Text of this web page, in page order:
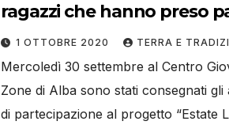
ragazzi che hanno preso
progetto “Estate lavoro”
1 OTTOBRE 2020 TERRA E
Mercoledì 30 settembre al Centro
Zone di Alba sono stati consegnati gli
di partecipazione al progetto “Estate